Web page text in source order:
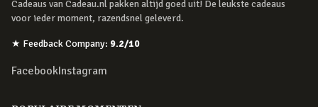
Cadeaus van Cadeau.nl pakken altijd goed uit! De leukste cadeaus
voor ieder moment, razendsnel geleverd.
★ Feedback Company: 9.2/10
FacebookInstagram